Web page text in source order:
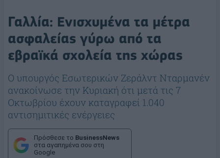
Γαλλία: Ενισχυμένα τα μέτρα
ασφαλείας γύρω από τα
εβραϊκά σχολεία της χώρας
Ο υπουργός Εσωτερικών Ζεράλντ Νταρμανέν
ανακοίνωσε την Κυριακή ότι μετά τις 7
Οκτωβρίου έχουν καταγραφεί 1.040
αντισημιτικές ενέργειες
Πρόσθεσε το BusinessNews
στα αγαπημένα σου στη
Google